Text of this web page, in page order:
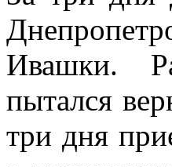
Ивашки.
пытался
три дня